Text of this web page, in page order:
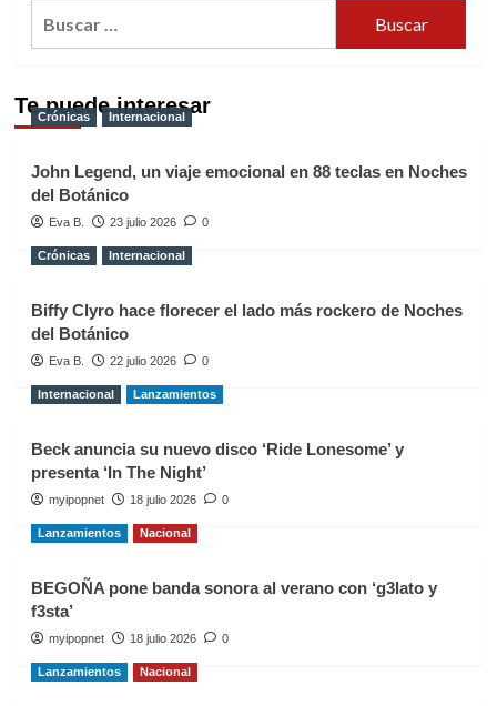
Te puede interesar
Crónicas Internacional
John Legend, un viaje emocional en 88 teclas en Noches
del Botánico
Eva B. 23 julio 2026 0
Crónicas Internacional
Biffy Clyro hace florecer el lado más rockero de Noches
del Botánico
Eva B. 22 julio 2026 0
Internacional Lanzamientos
Beck anuncia su nuevo disco ‘Ride Lonesome’ y
presenta ‘In The Night’
myipopnet 18 julio 2026 0
Lanzamientos Nacional
BEGOÑA pone banda sonora al verano con ‘g3lato y
f3sta’
myipopnet 18 julio 2026 0
Lanzamientos Nacional